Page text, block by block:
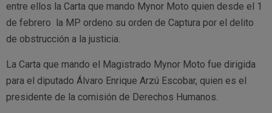
entre ellos la Carta que mando Mynor Moto quien desde el 1
de febrero la MP ordeno su orden de Captura por el delito
de obstrucción a la justicia.
La Carta que mando el Magistrado Mynor Moto fue dirigida
para el diputado Álvaro Enrique Arzú Escobar, quien es el
presidente de la comisión de Derechos Humanos.